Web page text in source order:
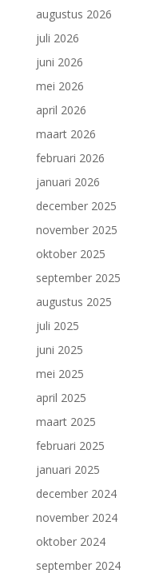
augustus 2026
juli 2026
juni 2026
mei 2026
april 2026
maart 2026
februari 2026
januari 2026
december 2025
november 2025
oktober 2025
september 2025
augustus 2025
juli 2025
juni 2025
mei 2025
april 2025
maart 2025
februari 2025
januari 2025
december 2024
november 2024
oktober 2024
september 2024